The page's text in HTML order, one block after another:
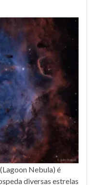
Nebula) é
diversas estrelas